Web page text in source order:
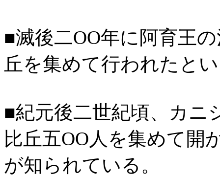
■滅後二OO年に阿育王
丘を集めて行われたと
■紀元後二世紀頃、カニ
比丘五OO人を集めて開
が知られている。